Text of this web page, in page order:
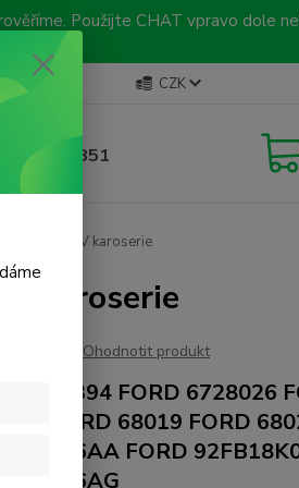
Použijte CHAT vpravo dole
Kontakty CZK
linka
792 217 851
9-16 hod.)
FIESTA IV karoserie
karoserie
Ohodnotit produkt
1011394 FORD 6728026
FORD 68019 FORD
FORD